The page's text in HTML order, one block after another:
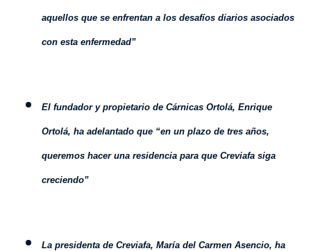
aquellos que se enfrentan a los desafíos diarios asociados
con esta enfermedad”
El fundador y propietario de Cárnicas Ortolá, Enrique
Ortolá, ha adelantado que “en un plazo de tres años,
queremos hacer una residencia para que Creviafa siga
creciendo”
La presidenta de Creviafa, María del Carmen Asencio, ha